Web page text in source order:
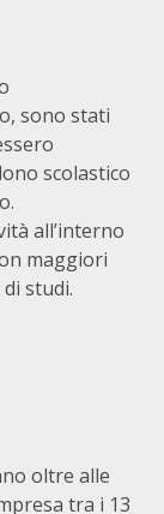
sono stati
scolastico
all’interno
maggiori
studi.
oltre alle
tra i 13